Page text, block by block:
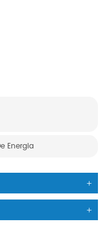
Energia